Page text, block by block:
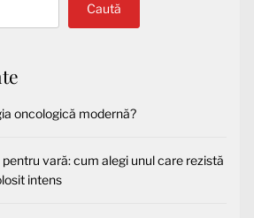
Caută
oncologică modernă?
vară: cum alegi unul care rezistă
intens